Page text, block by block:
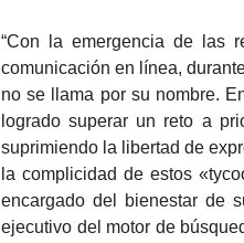
“Con la emergencia de las
comunicación en línea,
no se llama por su nombre.
logrado superar un reto a
suprimiendo la libertad de
la complicidad de estos
encargado del bienestar de
ejecutivo del motor de